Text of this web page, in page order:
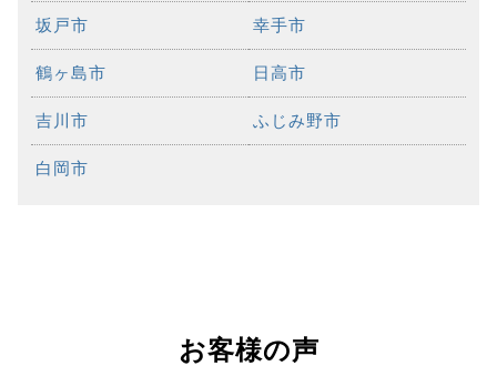
坂戸市 幸手市
鶴ヶ島市 日高市
吉川市 ふじみ野市
白岡市
お客様の声